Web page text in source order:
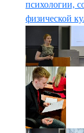
психологии,
физической